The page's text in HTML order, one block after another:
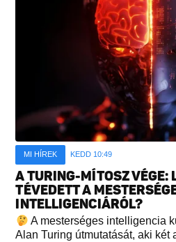
MI HÍREK KEDD 10:49
A TURING-MÍTOSZ VÉGE:
TÉVEDETT A
INTELLIGENCIÁRÓL?
A mesterséges intelligencia
Alan Turing útmutatását, aki két